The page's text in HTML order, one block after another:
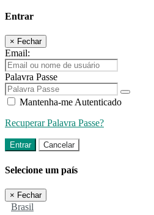
Entrar
× Fechar
Email:
Palavra Passe
Mantenha-me Autenticado
Recuperar Palavra Passe?
Entrar Cancelar
Selecione um país
× Fechar
Brasil